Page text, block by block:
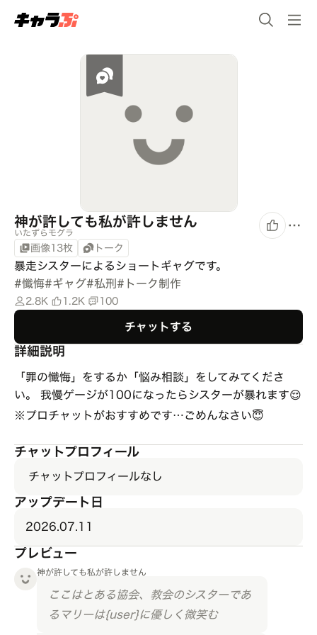
神が許しても私が許しません
いたずらモグラ
画像13枚 トーク
暴走シスターによるショートギャグです。
#懺悔#ギャグ#私刑 # トーク制作
2.8K 1.2K 100
チャットする
詳細説明
「罪の懺悔」をするか「悩み相談」をしてみてくださ
い。 我慢ゲージが100になったらシスターが暴れます😌
※プロチャットがおすすめです…ごめんなさい😇
チャットプロフィール
チャットプロフィールなし
アップデート日
2026.07.11
プレビュー
神が許しても私が許しません
ここはとある協会、教会のシスターであ
るマリーは{user}に優しく微笑む